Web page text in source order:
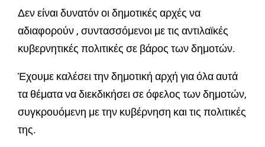
Δεν είναι δυνατόν οι δημοτικές αρχές να
αδιαφορούν , συντασσόμενοι με τις αντιλαϊκές
κυβερνητικές πολιτικές σε βάρος των δημοτών.
Έχουμε καλέσει την δημοτική αρχή για όλα αυτά
τα θέματα να διεκδικήσει σε όφελος των δημοτών,
συγκρουόμενη με την κυβέρνηση και τις πολιτικές
της.